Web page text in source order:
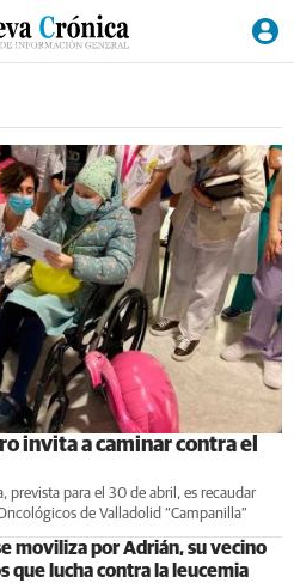
invita a caminar contra el
prevista para el 30 de abril, es recaudar
de Valladolid “Campanilla”
moviliza por Adrián, su vecino
que lucha contra la leucemia